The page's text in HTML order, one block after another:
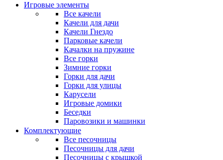
Игровые элементы
Все качели
Качели для дачи
Качели Гнездо
Парковые качели
Качалки на пружине
Все горки
Зимние горки
Горки для дачи
Горки для улицы
Карусели
Игровые домики
Беседки
Паровозики и машинки
Комплектующие
Все песочницы
Песочницы для дачи
Песочницы с крышкой